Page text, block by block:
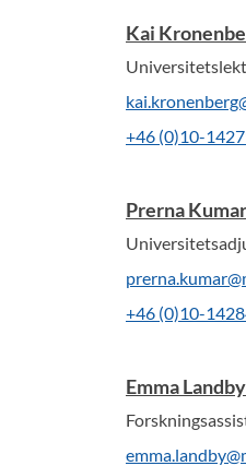
Kai
+46 (0)10-
Prerna Kumar
+46 (0)10-
Emma Landby